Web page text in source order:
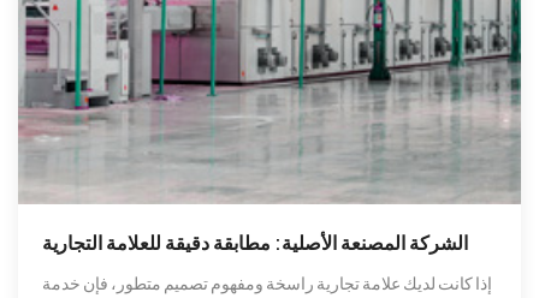
الشركة المصنعة الأصلية: مطابقة دقيقة للعلامة التجارية
إذا كانت لديك علامة تجارية راسخة ومفهوم تصميم متطور، فإن خدمة